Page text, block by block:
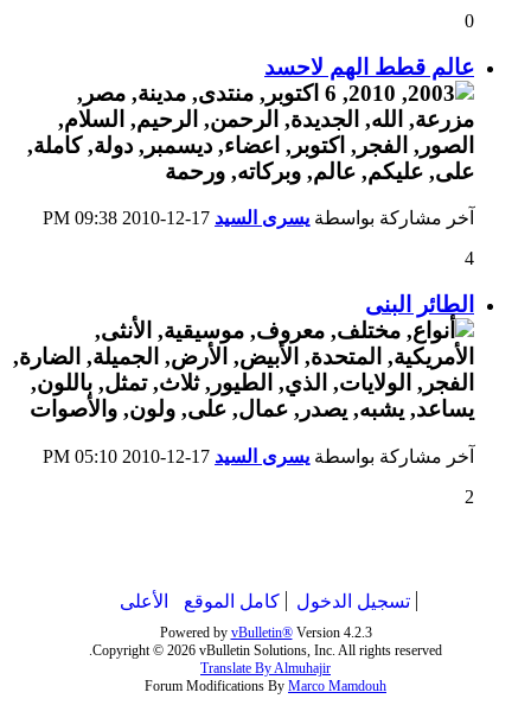
0
عالم قطط الهم لاحسد
آخر مشاركة بواسطة يسرى السيد
09:38 PM
4
الطائر البنى
آخر مشاركة بواسطة يسرى السيد
05:10 PM
2
تسجيل الدخول كامل الموقع الأعلى
Powered by vBulletin®Version 4.2.3
Copyright © 2026 vBulletin Solutions, Inc. All rights reserved.
Translate By Almuhajir
Forum Modifications By Marco Mamdouh